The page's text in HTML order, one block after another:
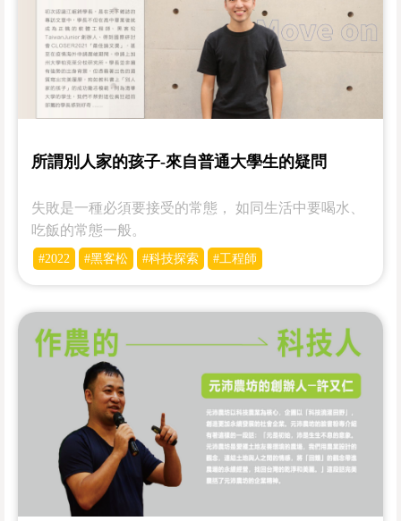
所謂別人家的孩子-來自普通大學生的疑問
失敗是一種必須要接受的常態， 如同生活中要喝水、
吃飯的常態一般。
#2022 #黑客松 #科技探索 #工程師